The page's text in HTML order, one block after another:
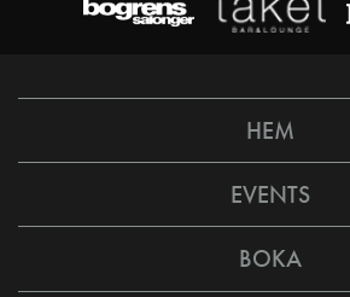
HEM
EVENTS
BOKA